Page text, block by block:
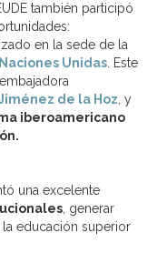
también participó
en la sede de la
Unidas . Este
de la Hoz , y
iberoamericano
una excelente
, generar
educación superior